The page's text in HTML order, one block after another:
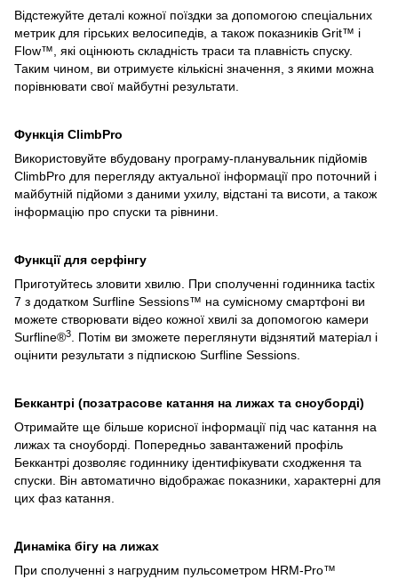
Відстежуйте деталі кожної поїздки за допомогою спеціальних
метрик для гірських велосипедів, а також показників Grit™ і
Flow™, які оцінюють складність траси та плавність спуску.
Таким чином, ви отримуєте кількісні значення, з якими можна
порівнювати свої майбутні результати.
Функція ClimbPro
Використовуйте вбудовану програму-планувальник підйомів
ClimbPro для перегляду актуальної інформації про поточний і
майбутній підйоми з даними ухилу, відстані та висоти, а також
інформацію про спуски та рівнини.
Функції для серфінгу
Приготуйтесь зловити хвилю. При сполученні годинника tactix
7 з додатком Surfline Sessions™ на сумісному смартфоні ви
можете створювати відео кожної хвилі за допомогою камери
Surfline®3. Потім ви зможете переглянути відзнятий матеріал і
оцінити результати з підпискою Surfline Sessions.
Беккантрі (позатрасове катання на лижах та сноуборді)
Отримайте ще більше корисної інформації під час катання на
лижах та сноуборді. Попередньо завантажений профіль
Беккантрі дозволяє годиннику ідентифікувати сходження та
спуски. Він автоматично відображає показники, характерні для
цих фаз катання.
Динаміка бігу на лижах
При сполученні з нагрудним пульсометром HRM-Pro™